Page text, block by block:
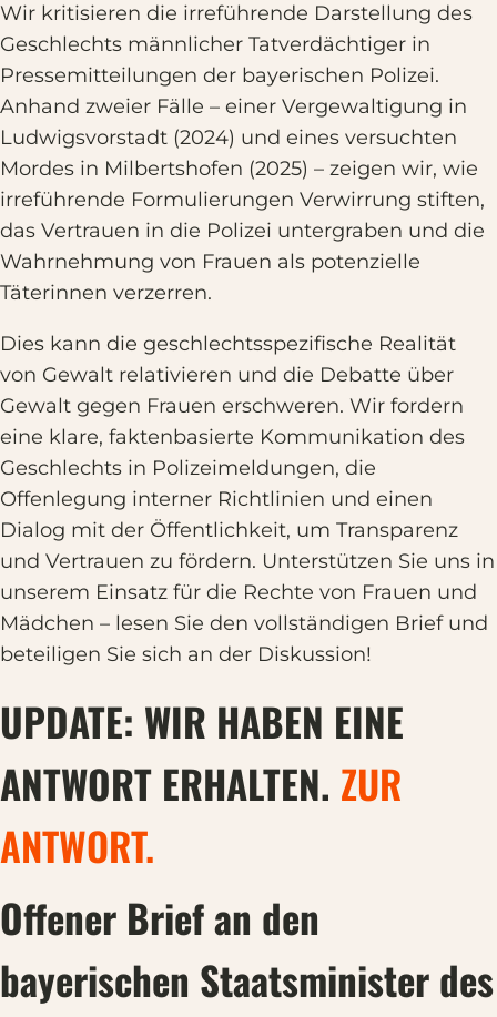
Wir kritisieren die irreführende Darstellung des
Geschlechts männlicher Tatverdächtiger in
Pressemitteilungen der bayerischen Polizei.
Anhand zweier Fälle – einer Vergewaltigung in
Ludwigsvorstadt (2024) und eines versuchten
Mordes in Milbertshofen (2025) – zeigen wir, wie
irreführende Formulierungen Verwirrung stiften,
das Vertrauen in die Polizei untergraben und die
Wahrnehmung von Frauen als potenzielle
Täterinnen verzerren.
Dies kann die geschlechtsspezifische Realität
von Gewalt relativieren und die Debatte über
Gewalt gegen Frauen erschweren. Wir fordern
eine klare, faktenbasierte Kommunikation des
Geschlechts in Polizeimeldungen, die
Offenlegung interner Richtlinien und einen
Dialog mit der Öffentlichkeit, um Transparenz
und Vertrauen zu fördern. Unterstützen Sie uns in
unserem Einsatz für die Rechte von Frauen und
Mädchen – lesen Sie den vollständigen Brief und
beteiligen Sie sich an der Diskussion!
UPDATE: WIR HABEN EINE
ANTWORT ERHALTEN. ZUR
ANTWORT.
Offener Brief an den
bayerischen Staatsminister des